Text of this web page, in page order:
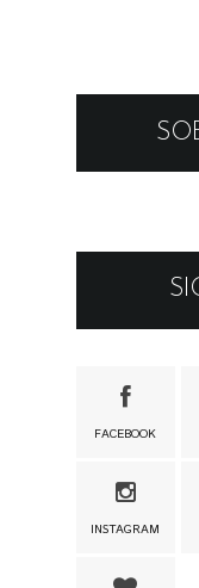
FACEBOOK
INSTAGRAM